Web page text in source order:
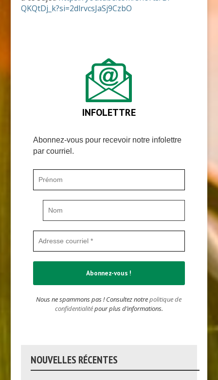
QKQtDj_k?si=2dlrvcsJaSj9CzbO
INFOLETTRE
Abonnez-vous pour recevoir notre infolettre
par courriel.
Nous ne spammons pas ! Consultez notrepolitique de
confidentialitépour plus d’informations.
NOUVELLES RÉCENTES